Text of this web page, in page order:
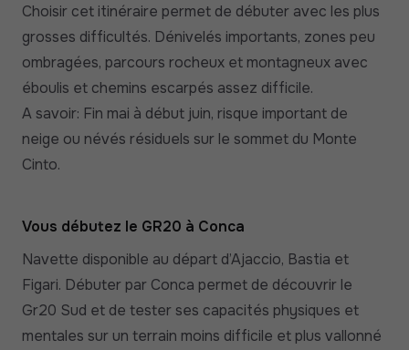
Choisir cet itinéraire permet de débuter avec les plus
grosses difficultés. Dénivelés importants, zones peu
ombragées, parcours rocheux et montagneux avec
éboulis et chemins escarpés assez difficile.
A savoir: Fin mai à début juin, risque important de
neige ou névés résiduels sur le sommet du Monte
Cinto.
Vous débutez le GR20 à Conca
Navette disponible au départ d’Ajaccio, Bastia et
Figari. Débuter par Conca permet de découvrir le
Gr20 Sud et de tester ses capacités physiques et
mentales sur un terrain moins difficile et plus vallonné